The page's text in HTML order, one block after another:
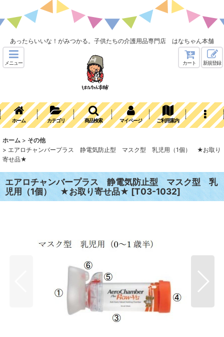
あったらいいな！がみつかる。子供たちの介護用品専門店 はなちゃん本舗
メニュー カート 新規登録
ホーム カテゴリ 商品検索 マイページ ご利用案内
ホーム > その他
> エアロチャンバープラス 静電気防止型 マスク型 乳児用（1個） ★お取り
寄せ品★
エアロチャンバープラス 静電気防止型 マスク型 乳
児用（1個） ★お取り寄せ品★ [T03-1032]